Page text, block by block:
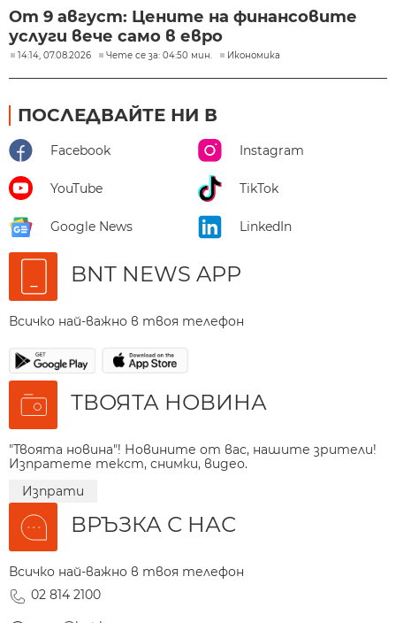
От 9 август: Цените на финансовите
услуги вече само в евро
14:14, 07.08.2026 Чете се за: 04:50 мин. Икономика
ПОСЛЕДВАЙТЕ НИ В
Facebook Instagram
YouTube TikTok
Google News LinkedIn
BNT NEWS APP
Всичко най-важно в твоя телефон
ТВОЯТА НОВИНА
"Твоята новина"! Новините от вас, нашите зрители!
Изпратете текст, снимки, видео.
Изпрати
ВРЪЗКА С НАС
Всичко най-важно в твоя телефон
02 814 2100